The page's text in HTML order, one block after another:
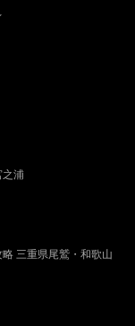
之浦
三重県尾鷲・和歌山